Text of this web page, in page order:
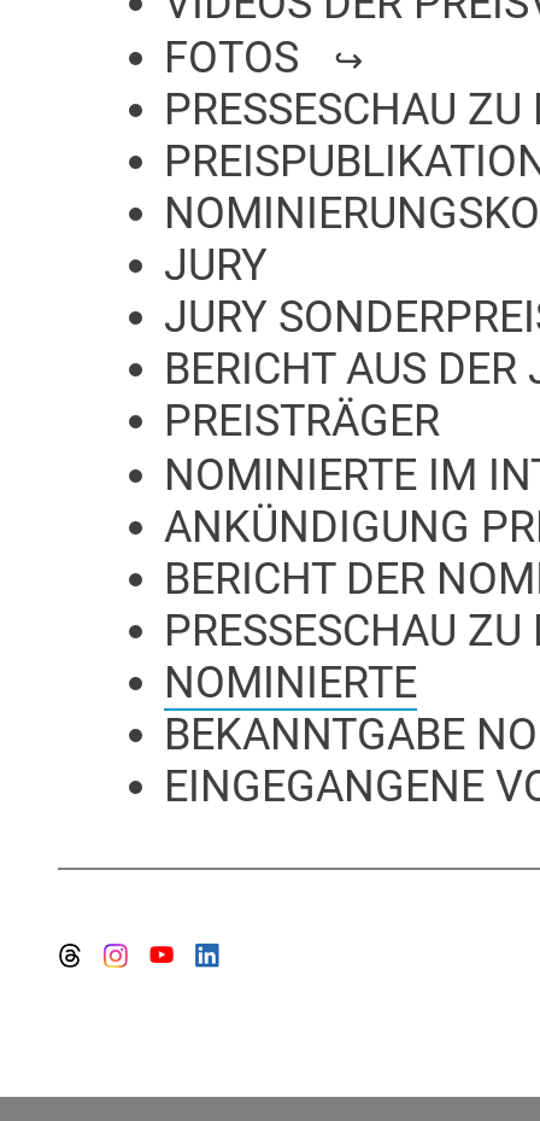
FOTOS
PRESSESCHAU
JURY
JURY
BERICHT AUS DER
PREISTRÄGER
NOMINIERTE IM
ANKÜNDIGUNG
BERICHT DER
PRESSESCHAU
NOMINIERTE
BEKANNTGABE
EINGEGANGENE